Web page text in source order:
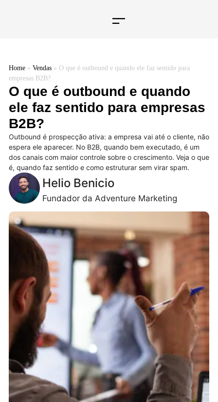
Home » Vendas » O que é outbound e quando ele faz sentido para
empresas B2B?
O que é outbound e quando
ele faz sentido para empresas
B2B?
Outbound é prospecção ativa: a empresa vai até o cliente, não
espera ele aparecer. No B2B, quando bem executado, é um
dos canais com maior controle sobre o crescimento. Veja o que
é, quando faz sentido e como estruturar sem virar spam.
Helio Benicio
Fundador da Adventure Marketing